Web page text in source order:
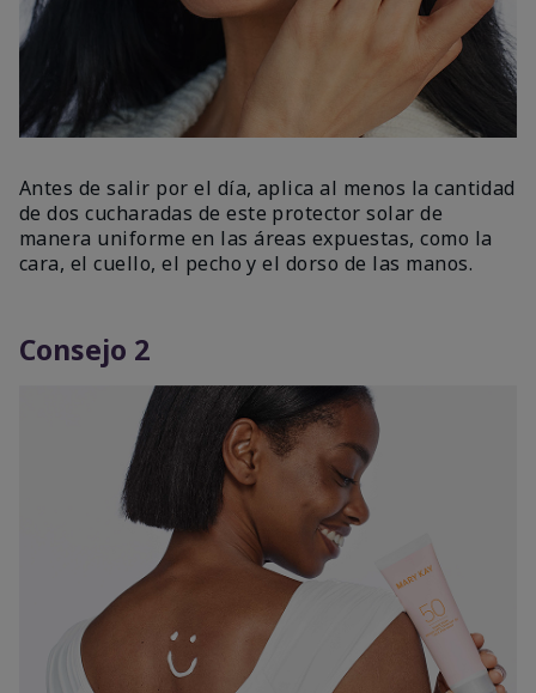
Antes de salir por el día, aplica al menos la cantidad
de dos cucharadas de este protector solar de
manera uniforme en las áreas expuestas, como la
cara, el cuello, el pecho y el dorso de las manos.
Consejo 2